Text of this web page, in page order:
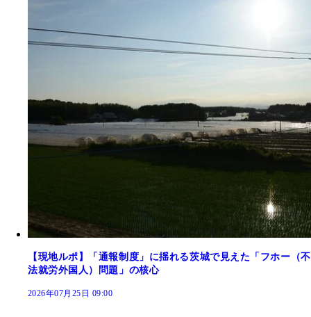
【現地ルポ】「通報制度」に揺れる茨城で見えた「フホー（不
法就労外国人）問題」の核心
2026年07月25日 09:00